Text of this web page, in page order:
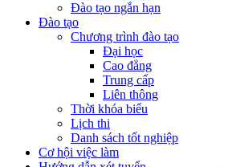
Đào tạo ngắn hạn
Đào tạo
Chương trình đào tạo
Đại học
Cao đẳng
Trung cấp
Liên thông
Thời khóa biểu
Lịch thi
Danh sách tốt nghiệp
Cơ hội việc làm